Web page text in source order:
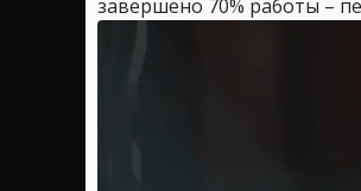
завершено 70% работы –